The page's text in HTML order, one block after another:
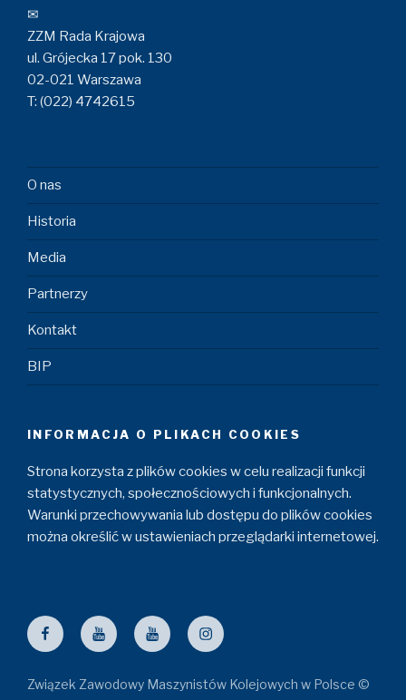
✉
ZZM Rada Krajowa
ul. Grójecka 17 pok. 130
02-021 Warszawa
T: (022) 4742615
O nas
Historia
Media
Partnerzy
Kontakt
BIP
INFORMACJA O PLIKACH COOKIES
Strona korzysta z plików cookies w celu realizacji funkcji
statystycznych, społecznościowych i funkcjonalnych.
Warunki przechowywania lub dostępu do plików cookies
można określić w ustawieniach przeglądarki internetowej.
FacebookZZM
YouTube
Maszyniści
YouTube
Instagram
Związek Zawodowy Maszynistów Kolejowych w Polsce ©